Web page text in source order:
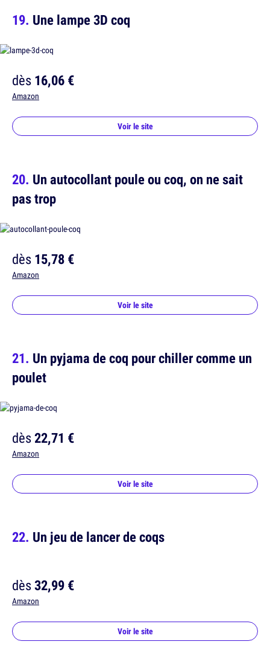
Une lampe 3D coq
dès16,06 €
Amazon
Voir le site
Un autocollant poule ou coq, on ne sait
pas trop
dès15,78 €
Amazon
Voir le site
Un pyjama de coq pour chiller comme un
poulet
dès22,71 €
Amazon
Voir le site
Un jeu de lancer de coqs
dès32,99 €
Amazon
Voir le site